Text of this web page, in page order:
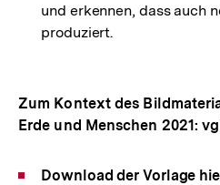
und erkennen, dass auch
produziert.
Zum Kontext des
Erde und Menschen 2021:
Download der Vorlage